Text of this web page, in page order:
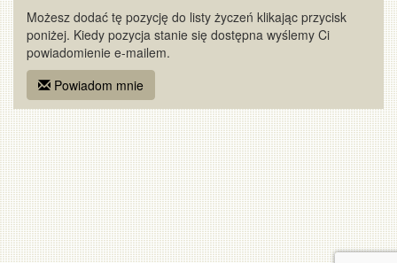
Możesz dodać tę pozycję do listy życzeń klikając przycisk
poniżej. Kiedy pozycja stanie się dostępna wyślemy Ci
powiadomienie e-mailem.
Powiadom mnie